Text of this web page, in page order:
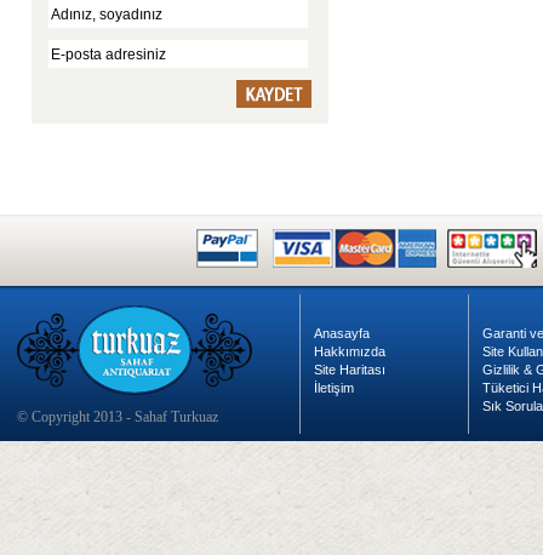
© Copyright 2013 - Sahaf Turkuaz
Anasayfa
Hakkımızda
Site Haritası
İletişim
Garanti
Site
Gizlilik &
Tüketici
Sık